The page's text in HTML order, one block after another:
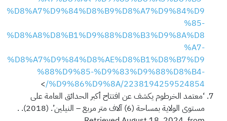
%D8%A7%D9%84%D8%B9%D8%A7%D9%84%D9
%85-
%D8%A8%D8%B1%D9%88%D8%B3%D9%8A%D8
%A7-
%D8%A7%D9%84%D8%AE%D8%B1%D8%B7%D9
%88%D9%85-%D9%83%D9%88%D8%B4-
%D9%86%D9%8A/2238194259524854/
>
‘معتمد الخرطوم يكشف عن افتتاح أكبر الحدائق العامة على
مستوى الولاية بمساحة (6) آلاف متر مربع – النيلين’. (2018). .